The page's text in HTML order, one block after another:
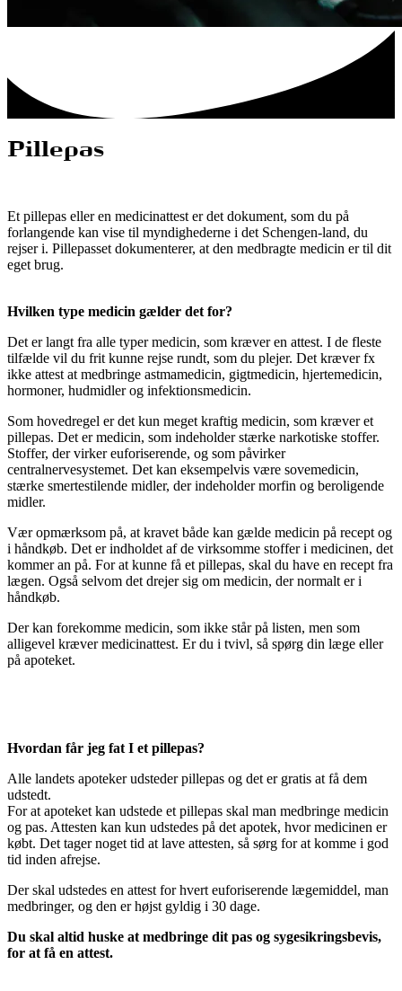
Pillepas
Et pillepas eller en medicinattest er det dokument, som du på
forlangende kan vise til myndighederne i det Schengen-land, du
rejser i. Pillepasset dokumenterer, at den medbragte medicin er til dit
eget brug.
Hvilken type medicin gælder det for?
Det er langt fra alle typer medicin, som kræver en attest. I de fleste
tilfælde vil du frit kunne rejse rundt, som du plejer. Det kræver fx
ikke attest at medbringe astmamedicin, gigtmedicin, hjertemedicin,
hormoner, hudmidler og infektionsmedicin.
Som hovedregel er det kun meget kraftig medicin, som kræver et
pillepas. Det er medicin, som indeholder stærke narkotiske stoffer.
Stoffer, der virker euforiserende, og som påvirker
centralnervesystemet. Det kan eksempelvis være sovemedicin,
stærke smertestilende midler, der indeholder morfin og beroligende
midler.
Vær opmærksom på, at kravet både kan gælde medicin på recept og
i håndkøb. Det er indholdet af de virksomme stoffer i medicinen, det
kommer an på. For at kunne få et pillepas, skal du have en recept fra
lægen. Også selvom det drejer sig om medicin, der normalt er i
håndkøb.
Der kan forekomme medicin, som ikke står på listen, men som
alligevel kræver medicinattest. Er du i tvivl, så spørg din læge eller
på apoteket.
Hvordan får jeg fat I et pillepas?
Alle landets apoteker udsteder pillepas og det er gratis at få dem
udstedt.
For at apoteket kan udstede et pillepas skal man medbringe medicin
og pas. Attesten kan kun udstedes på det apotek, hvor medicinen er
købt. Det tager noget tid at lave attesten, så sørg for at komme i god
tid inden afrejse.
Der skal udstedes en attest for hvert euforiserende lægemiddel, man
medbringer, og den er højst gyldig i 30 dage.
Du skal altid huske at medbringe dit pas og sygesikringsbevis,
for at få en attest.